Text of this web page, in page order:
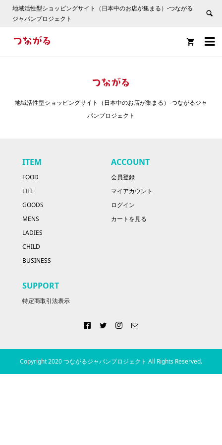
地域活性型ショッピングサイト（日本中のお店が集まる）-つながる
ジャパンプロジェクト


地域活性型ショッピングサイト（日本中のお店が集まる）-つながるジャ
パンプロジェクト
ITEM
FOOD
LIFE
GOODS
MENS
LADIES
CHILD
BUSINESS
ACCOUNT
会員登録
マイアカウント
ログイン
カートを見る
SUPPORT
特定商取引法表示
Copyright 2020 つながるジャパンプロジェクト All Rights Reserved.